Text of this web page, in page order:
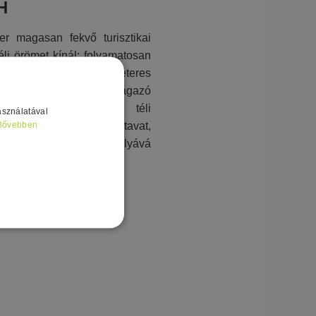
magasan fekvő turisztikai
örömet kínál: folyamatosan
(akár 2.205 méteres
is), szerteágazó
egyedülálló téli
és egy idilli erdei tavat,
korcsolyapályává